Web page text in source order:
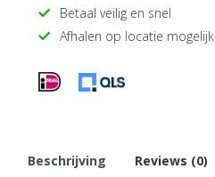
Betaal veilig en snel
Afhalen op locatie mogelijk
Beschrijving Reviews (0)